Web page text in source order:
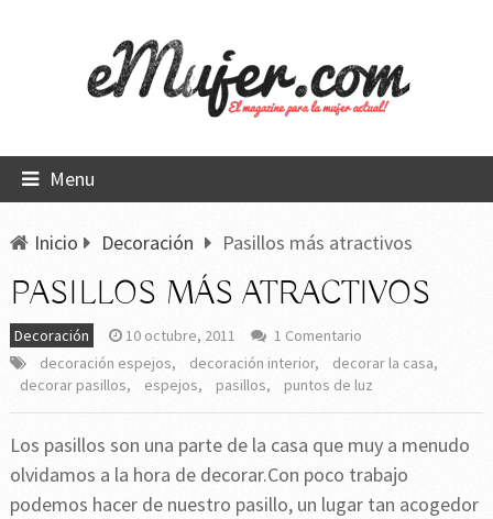
Menu
Inicio Decoración Pasillos más atractivos
PASILLOS MÁS ATRACTIVOS
Decoración 10 octubre, 2011
1 Comentario
decoración espejos, decoración interior, decorar la casa,
decorar pasillos, espejos, pasillos, puntos de luz
Los pasillos son una parte de la casa que muy a menudo
olvidamos a la hora de decorar.Con poco trabajo
podemos hacer de nuestro pasillo, un lugar tan acogedor